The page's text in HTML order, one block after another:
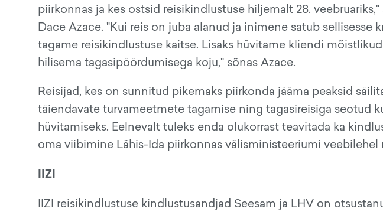
piirkonnas ja kes ostsid reisikindlustuse hiljemalt 28.
Dace Azace. "Kui reis on juba alanud ja inimene satub sellisesse
tagame reisikindlustuse kaitse. Lisaks hüvitame kliendi
hilisema tagasipöördumisega koju," sõnas Azace.
Reisijad, kes on sunnitud pikemaks piirkonda jääma peaksid
täiendavate turvameetmete tagamise ning tagasireisiga seotud
hüvitamiseks. Eelnevalt tuleks enda olukorrast teavitada ka
oma viibimine Lähis-Ida piirkonnas välisministeeriumi veebilehel
IIZI
IIZI reisikindlustuse kindlustusandjad Seesam ja LHV on